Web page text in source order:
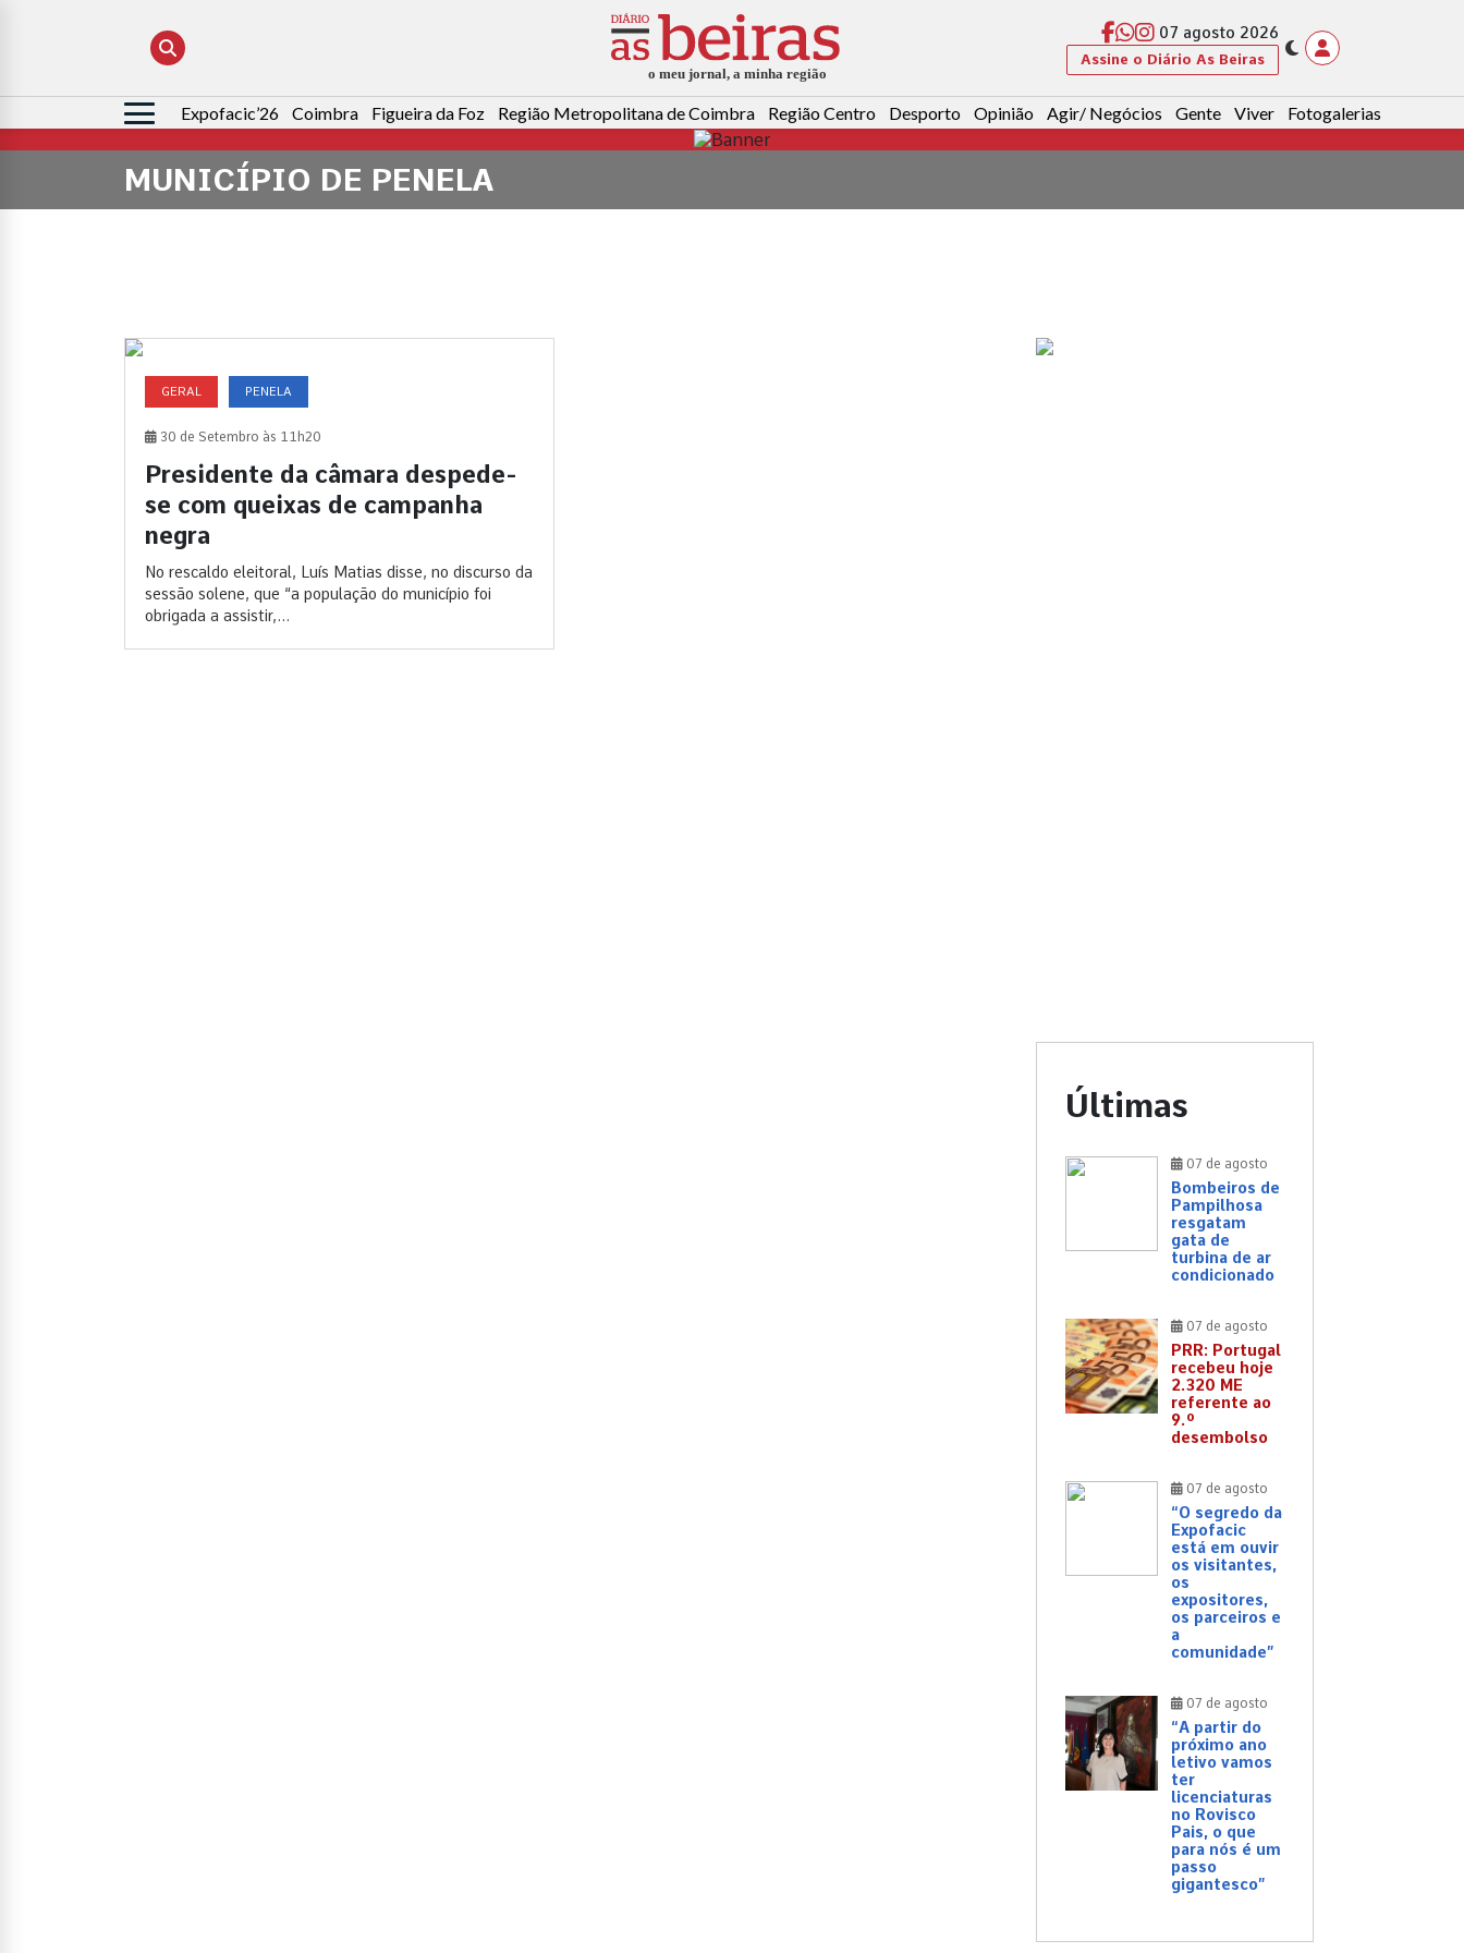
07 agosto 2026
Assine o Diário As Beiras
Pesquisar
por:
Expofacic’26 Coimbra Figueira da Foz Região Metropolitana de Coimbra Região Centro Desporto Opinião Agir/ Negócios Gente Viver Fotogalerias
MUNICÍPIO DE PENELA
GERAL PENELA
30 de Setembro às 11h20
Presidente da câmara despede-
se com queixas de campanha
negra
No rescaldo eleitoral, Luís Matias disse, no discurso da
sessão solene, que “a população do município foi
obrigada a assistir,...
Últimas
07 de agosto
Bombeiros de
Pampilhosa
resgatam
gata de
turbina de ar
condicionado
07 de agosto
PRR: Portugal
recebeu hoje
2.320 ME
referente ao
9.º
desembolso
07 de agosto
“O segredo da
Expofacic
está em ouvir
os visitantes,
os
expositores,
os parceiros e
a
comunidade”
07 de agosto
“A partir do
próximo ano
letivo vamos
ter
licenciaturas
no Rovisco
Pais, o que
para nós é um
passo
gigantesco”